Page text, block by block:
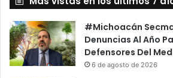
#Michoacán
Denuncias Al Año
Defensores Del
6 de agosto de 2026